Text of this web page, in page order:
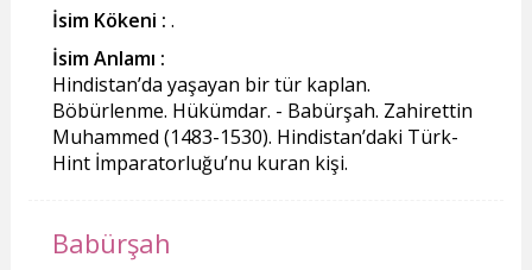
İsim Kökeni : .
İsim Anlamı :
Hindistan’da yaşayan bir tür kaplan.
Böbürlenme. Hükümdar. - Babürşah. Zahirettin
Muhammed (1483-1530). Hindistan’daki Türk-
Hint İmparatorluğu’nu kuran kişi.
Babürşah